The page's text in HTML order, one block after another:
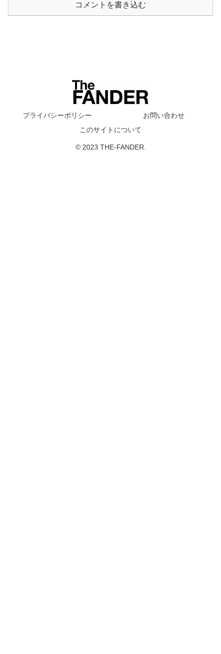
コメントを書き込む
プライバシーポリシー
お問い合わせ
このサイトについて
© 2023 THE-FANDER.